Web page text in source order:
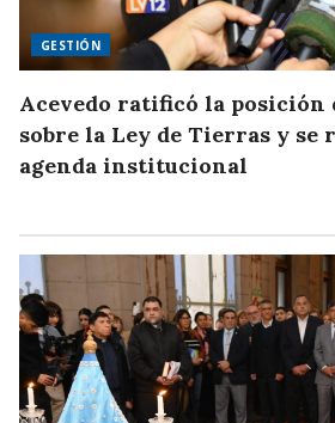
GESTIÓN
Acevedo ratificó la posición
sobre la Ley de Tierras y se
agenda institucional